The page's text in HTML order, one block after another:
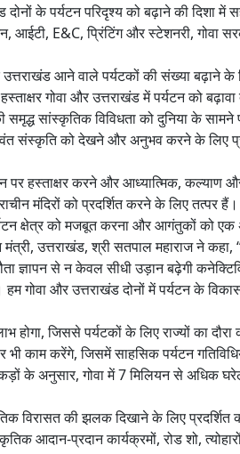
के पर्यटन परिदृश्य को बढ़ाने की दिशा में
आईटी, E&C, प्रिंटिंग और स्टेशनरी, गोवा
उत्तराखंड आने वाले पर्यटकों की संख्या बढ़ाने के
गोवा और उत्तराखंड में पर्यटन को
समृद्ध सांस्कृतिक विविधता को दुनिया के सामने
संस्कृति को देखने और अनुभव करने के लिए
हस्ताक्षर करने और आध्यात्मिक, कल्याण
मंदिरों को प्रदर्शित करने के लिए तत्पर हैं।
क्षेत्र को मजबूत करना और आगंतुकों को एक
उत्तराखंड, श्री सतपाल महाराज ने कहा,
ज्ञापन से न केवल सीधी उड़ान बढ़ेगी
गोवा और उत्तराखंड दोनों में पर्यटन के
होगा, जिससे पर्यटकों के लिए राज्यों का
भी काम करेंगे, जिसमें साहसिक पर्यटन
के अनुसार, गोवा में 7 मिलियन से अधिक
विरासत की झलक दिखाने के लिए प्रदर्शित
आदान-प्रदान कार्यक्रमों, रोड शो,